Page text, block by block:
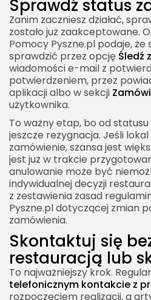
Sprawdź status
Zanim zaczniesz działać,
zostało już zaakceptowane.
Pomocy Pyszne.pl podaje,
sprawdzić przez opcję Śledź
wiadomości e-mail z
potwierdzeniem, przez
aplikacji albo w sekcji
użytkownika.
To ważny etap, bo od
jeszcze rezygnacja. Jeśli
zamówienie, szansa jest
jest już w trakcie
anulowanie może być
indywidualnej decyzji
z zestawienia zasad
Pyszne.pl dotyczącej zmian
zamówienia.
Skontaktuj się
restauracją lub
To najważniejszy krok.
telefonicznym kontakcie z
rozpoczęciem realizacji, a